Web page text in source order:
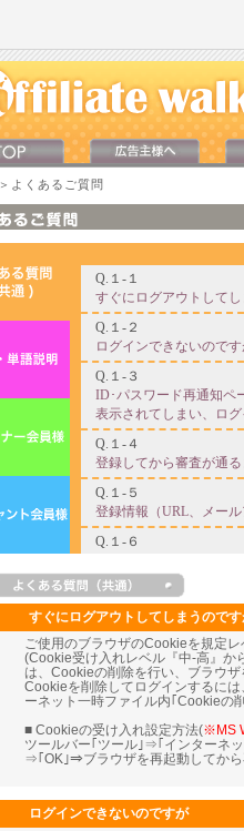
＞よくあるご質問
すぐにログアウトしてしまうのです
ご使用のブラウザのCookieを規定
(Cookie受け入れレベル『中-高』か
は、Cookieの削除を行い、ブラウザ
Cookieを削除してログインするに
ーネット一時ファイル内｢Cookieの
■ Cookieの受け入れ設定方法(※MS
ツールバー｢ツール｣⇒｢インターネ
⇒｢OK｣⇒ブラウザを再起動してから
ログインできないのですが